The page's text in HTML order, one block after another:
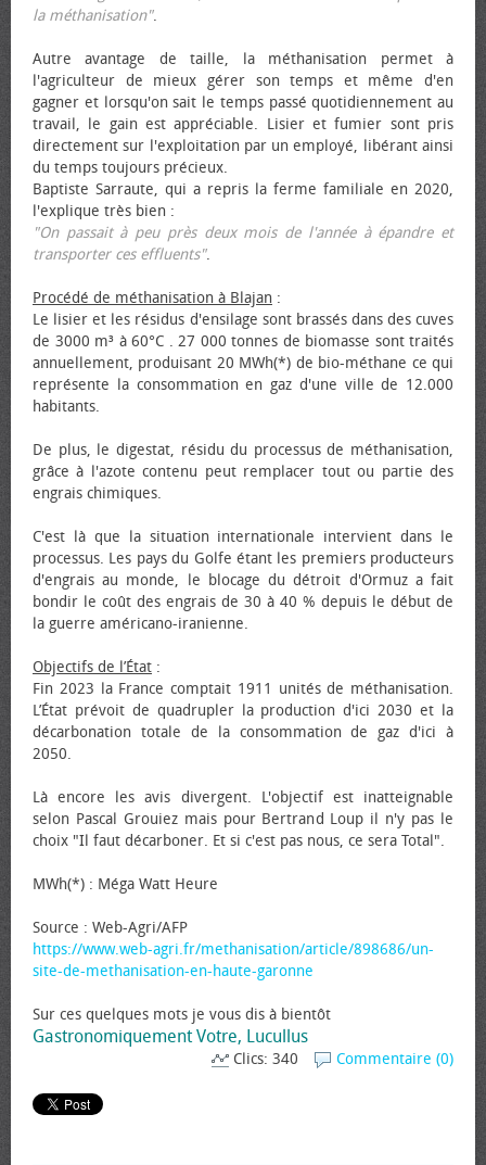
la méthanisation".
Autre avantage de taille, la méthanisation permet à
l'agriculteur de mieux gérer son temps et même d'en
gagner et lorsqu'on sait le temps passé quotidiennement au
travail, le gain est appréciable. Lisier et fumier sont pris
directement sur l'exploitation par un employé, libérant ainsi
du temps toujours précieux.
Baptiste Sarraute, qui a repris la ferme familiale en 2020,
l'explique très bien :
"On passait à peu près deux mois de l'année à épandre et
transporter ces effluents".
Procédé de méthanisation à Blajan :
Le lisier et les résidus d'ensilage sont brassés dans des cuves
de 3000 m³ à 60°C . 27 000 tonnes de biomasse sont traités
annuellement, produisant 20 MWh(*) de bio-méthane ce qui
représente la consommation en gaz d'une ville de 12.000
habitants.
De plus, le digestat, résidu du processus de méthanisation,
grâce à l'azote contenu peut remplacer tout ou partie des
engrais chimiques.
C'est là que la situation internationale intervient dans le
processus. Les pays du Golfe étant les premiers producteurs
d'engrais au monde, le blocage du détroit d'Ormuz a fait
bondir le coût des engrais de 30 à 40 % depuis le début de
la guerre américano-iranienne.
Objectifs de l’État :
Fin 2023 la France comptait 1911 unités de méthanisation.
L’État prévoit de quadrupler la production d'ici 2030 et la
décarbonation totale de la consommation de gaz d'ici à
2050.
Là encore les avis divergent. L'objectif est inatteignable
selon Pascal Grouiez mais pour Bertrand Loup il n'y pas le
choix "Il faut décarboner. Et si c'est pas nous, ce sera Total".
MWh(*) : Méga Watt Heure
Source : Web-Agri/AFP
https://www.web-agri.fr/methanisation/article/898686/un-
site-de-methanisation-en-haute-garonne
Sur ces quelques mots je vous dis à bientôt
Gastronomiquement Votre, Lucullus
Commentaire (0)
Clics: 340